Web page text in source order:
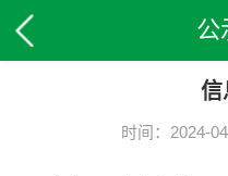
公
信
时间：2024-